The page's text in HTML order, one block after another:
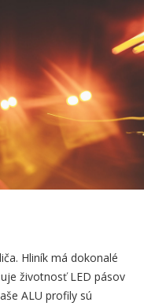
Hliník má dokonalé
životnosť LED pásov
ALU profily sú